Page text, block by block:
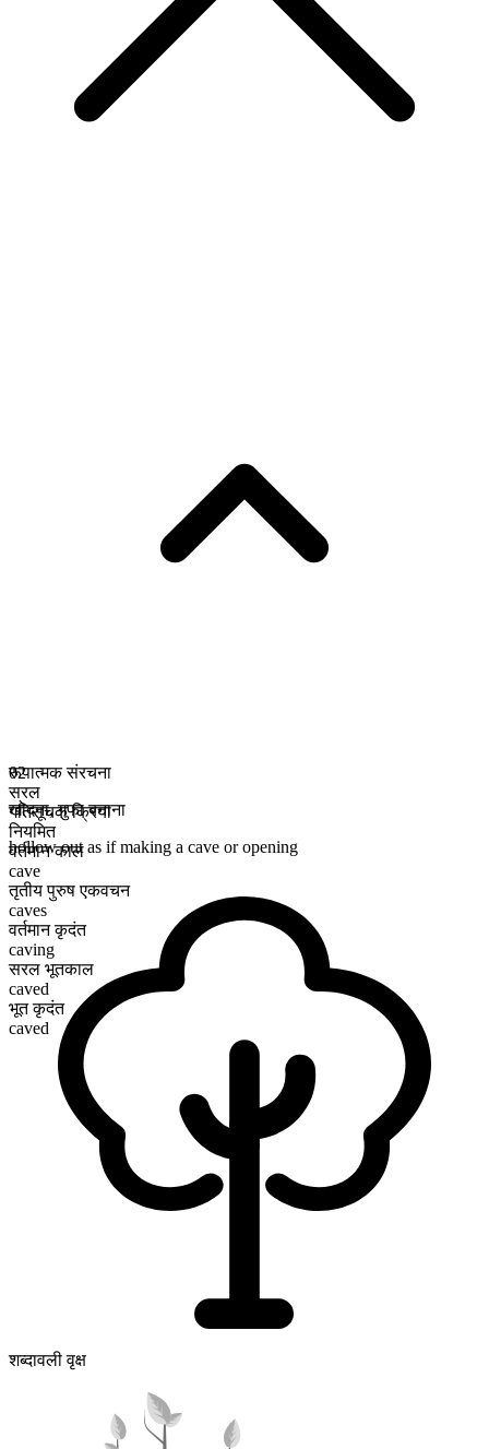
रूपात्मक संरचना
सरल
गतिसूचक क्रिया
नियमित
वर्तमान काल
cave
तृतीय पुरुष एकवचन
caves
वर्तमान कृदंत
caving
सरल भूतकाल
caved
भूत कृदंत
caved
02
खोदना,गुफा बनाना
hollow out as if making a cave or opening
शब्दावली वृक्ष